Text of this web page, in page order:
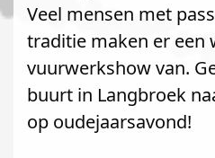
Veel mensen met
traditie maken er een
vuurwerkshow van.
buurt in Langbroek
op oudejaarsavond!